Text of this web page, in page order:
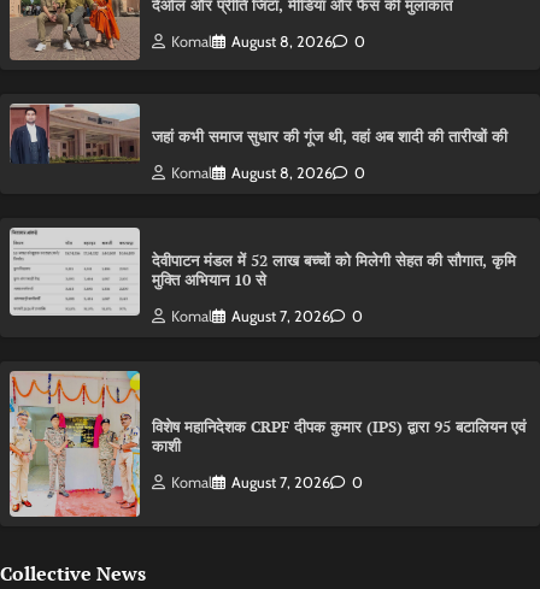
देओल और प्रीति जिंटा, मीडिया और फैंस की मुलाकात
Komal August 8, 2026 0
जहां कभी समाज सुधार की गूंज थी, वहां अब शादी की तारीखों की
Komal August 8, 2026 0
देवीपाटन मंडल में 52 लाख बच्चों को मिलेगी सेहत की सौगात, कृमि
मुक्ति अभियान 10 से
Komal August 7, 2026 0
विशेष महानिदेशक CRPF दीपक कुमार (IPS) द्वारा 95 बटालियन एवं
काशी
Komal August 7, 2026 0
Collective News